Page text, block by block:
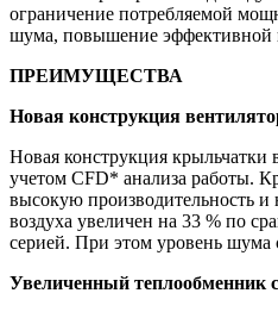
ограничение потребляемой
шума, повышение эффективной
ПРЕИМУЩЕСТВА
Новая конструкция
Новая конструкция крыльчатки
учетом СFD* анализа работы.
высокую производительность
воздуха увеличен на 33 % по
серией. При этом уровень шума
Увеличенный теплообменник